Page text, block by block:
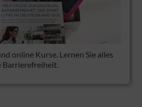
online Kurse. Lernen Sie alles
Barrierefreiheit.